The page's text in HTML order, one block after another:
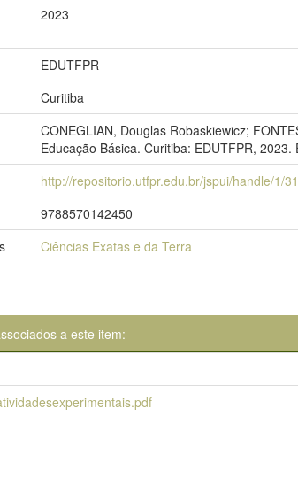
2023
EDUTFPR
Curitiba
CONEGLIAN, Douglas Robaskiewicz;
Educação Básica. Curitiba: EDUTFPR, 2023.
http://repositorio.utfpr.edu.br/jspui/handle/1/
9788570142450
Ciências Exatas e da Terra
a este item: